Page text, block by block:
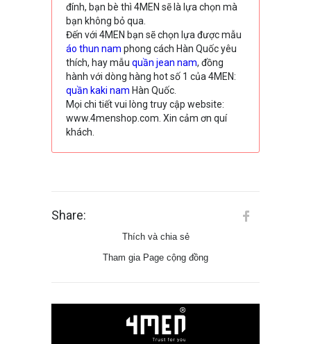
đính, bạn bè thì 4MEN sẽ là lựa chọn mà
bạn không bỏ qua.
Đến với 4MEN bạn sẽ chọn lựa được mẫu
áo thun nam phong cách Hàn Quốc yêu
thích, hay mẫu quần jean nam, đồng
hành với dòng hàng hot số 1 của 4MEN:
quần kaki nam Hàn Quốc.
Mọi chi tiết vui lòng truy cập website:
www.4menshop.com. Xin cảm ơn quí
khách.
Share:
Thích và chia sẻ
Tham gia Page cộng đồng